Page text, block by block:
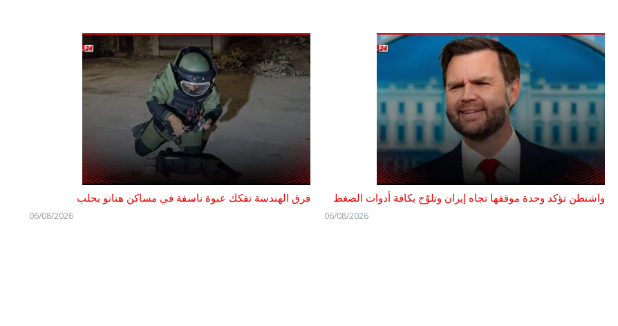
واشنطن تؤكد وحدة موقفها تجاه إيران وتلوّح بكافة أدوات الضغط
06/08/2026
فرق الهندسة تفكك عبوة ناسفة في مساكن هنانو بحلب
06/08/2026